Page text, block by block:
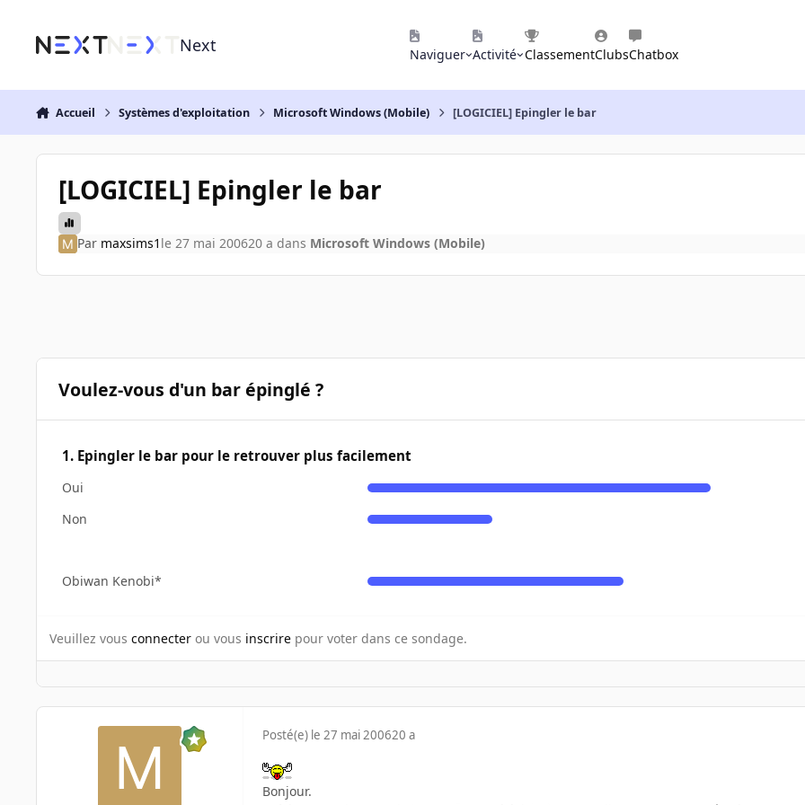
Next Naviguer Activité ClassementClubsChatbox
Accueil Systèmes d'exploitation Microsoft Windows (Mobile) [LOGICIEL] Epingler le bar
[LOGICIEL] Epingler le bar
Par maxsims1 le 27 mai 200620 a dans Microsoft Windows (Mobile)
Voulez-vous d'un bar épinglé ?
1. Epingler le bar pour le retrouver plus facilement
Oui
Non
Obiwan Kenobi*
Veuillez vous connecter ou vous inscrire pour voter dans ce sondage.
Posté(e) le 27 mai 200620 a
Bonjour.